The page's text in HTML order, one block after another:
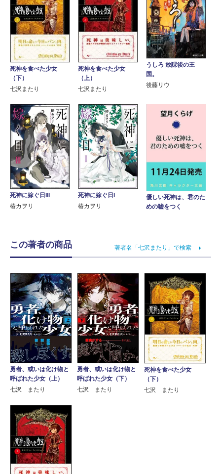
死神を食べた少女
（下）
七沢またり
死神を食べた少女
（上）
七沢またり
うしろ 放課後の王
国。
後藤リウ
死神に嫁ぐ日III
椿カヲリ
死神に嫁ぐ日I
椿カヲリ
優しい死神は、君のた
めの嘘をつく
この著者の商品 著者名「七沢またり」で検索
勇者、或いは化け物と
呼ばれた少女（上）
七沢 またり
勇者、或いは化け物と
呼ばれた少女（下）
七沢 またり
死神を食べた少女
（下）
七沢 またり